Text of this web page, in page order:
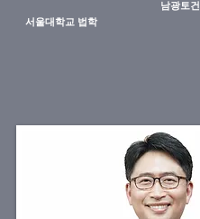
​남광토건
서울대학교 법학